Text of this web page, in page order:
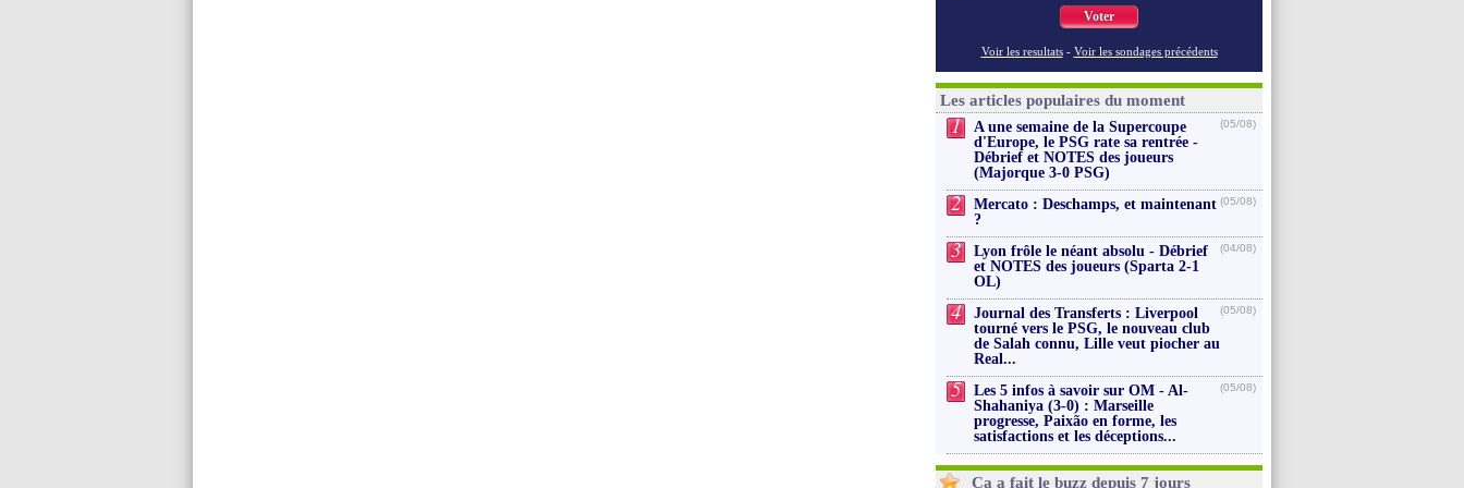
Voter
Voir les resultats - Voir les sondages précédents
Les articles populaires du moment
1
A une semaine de la Supercoupe
d'Europe, le PSG rate sa rentrée -
Débrief et NOTES des joueurs
(Majorque 3-0 PSG)
(05/08)
2
Mercato : Deschamps, et maintenant
?
(05/08)
3
Lyon frôle le néant absolu - Débrief
et NOTES des joueurs (Sparta 2-1
OL)
(04/08)
4
Journal des Transferts : Liverpool
tourné vers le PSG, le nouveau club
de Salah connu, Lille veut piocher au
Real...
(05/08)
5
Les 5 infos à savoir sur OM - Al-
Shahaniya (3-0) : Marseille
progresse, Paixão en forme, les
satisfactions et les déceptions...
(05/08)
Ça a fait le buzz depuis 7 jours